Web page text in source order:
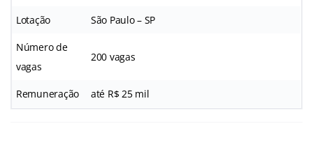
Lotação São Paulo – SP
Número de
vagas
200 vagas
Remuneração até R$ 25 mil